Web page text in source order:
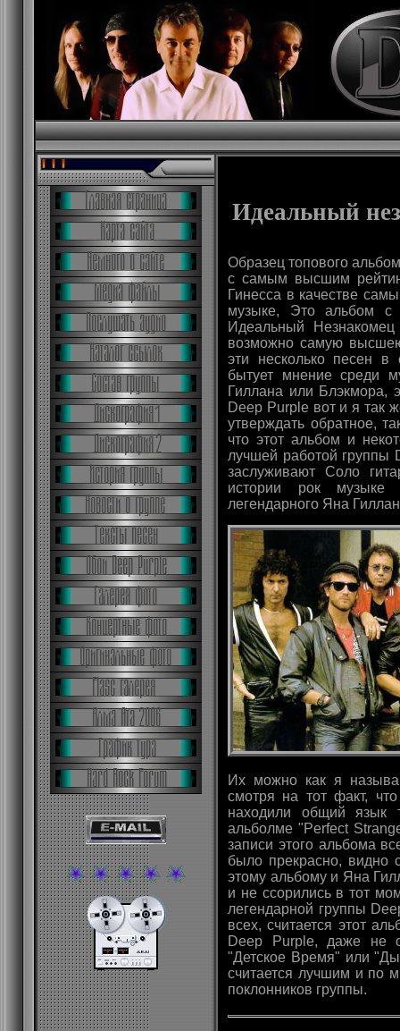
Идеальный
Образец топового
с самым высшим
Гинесса в качестве
музыке, Это альбом с
Идеальный
возможно самую
эти несколько песен
бытует мнение среди
Гиллана или Блэкмора,
Deep Purple вот и я так
утверждать обратное,
что этот альбом и
лучшей работой группы
заслуживают Соло
истории рок
легендарного Яна
Их можно как я
смотря на тот факт,
находили общий язык
альболме "Perfect
записи этого альбома
было прекрасно, видно
этому альбому и Яна
и не ссорились в тот
легендарной группы
всех, считается этот
Deep Purple, даже не
"Детское Время" или
считается лучшим и по
поклонников группы.